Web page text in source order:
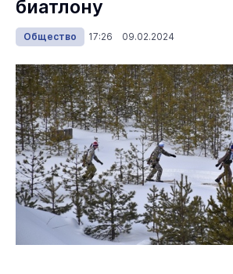
биатлону
Общество 17:26 09.02.2024